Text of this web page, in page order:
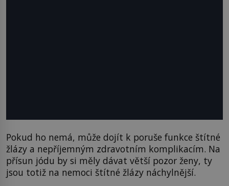
Pokud ho nemá, může dojít k poruše funkce štítné
žlázy a nepříjemným zdravotním komplikacím. Na
přísun jódu by si měly dávat větší pozor ženy, ty
jsou totiž na nemoci štítné žlázy náchylnější.